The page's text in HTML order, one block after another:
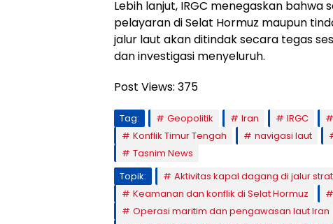
Lebih lanjut, IRGC menegaskan
pelayaran di Selat Hormuz maupun
jalur laut akan ditindak secara tegas
dan investigasi menyeluruh.
Post Views: 375
Tag: Geopolitik Iran IRGC
Konflik Timur Tengah
navigasi laut
Tasnim News
Topik:
Aktivitas kapal dagang di jalur
Keamanan dan konflik di Selat Hormuz
Operasi maritim dan pengawasan laut Iran